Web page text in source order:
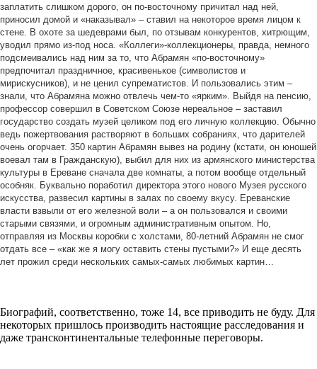
заплатить слишком дорого, он по-восточному причитал над ней,
приносил домой и «наказывал» – ставил на некоторое время лицом к
стене. В охоте за шедеврами был, по отзывам конкурентов, хитрющим,
уводил прямо из-под носа. «Коллеги»-коллекционеры, правда, немного
подсмеивались над ним за то, что Абрамян «по-восточному»
предпочитал праздничное, красивенькое (символистов и
мирискусников), и не ценил супрематистов. И пользовались этим –
знали, что Абрамяна можно отвлечь чем-то «ярким». Выйдя на пенсию,
профессор совершил в Советском Союзе нереальное – заставил
государство создать музей целиком под его личную коллекцию. Обычно
ведь пожертвования растворяют в больших собраниях, что дарителей
очень огорчает. 350 картин Абрамян вывез на родину (кстати, он юношей
воевал там в Гражданскую), выбил для них из армянского министерства
культуры в Ереване сначала две комнаты, а потом вообще отдельный
особняк. Буквально поработил директора этого нового Музея русского
искусства, развесил картины в залах по своему вкусу. Ереванские
власти взвыли от его железной воли – а он пользовался и своими
старыми связями, и огромным административным опытом. Но,
отправляя из Москвы коробки с холстами, 80-летний Абрамян не смог
отдать все – «как же я могу оставить стены пустыми?» И еще десять
лет прожил среди нескольких самых-самых любимых картин…
Биографий, соответственно, тоже 14, все приводить не буду. Для
некоторых пришлось производить настоящие расследования и
даже трансконтинентальные телефонные переговоры.